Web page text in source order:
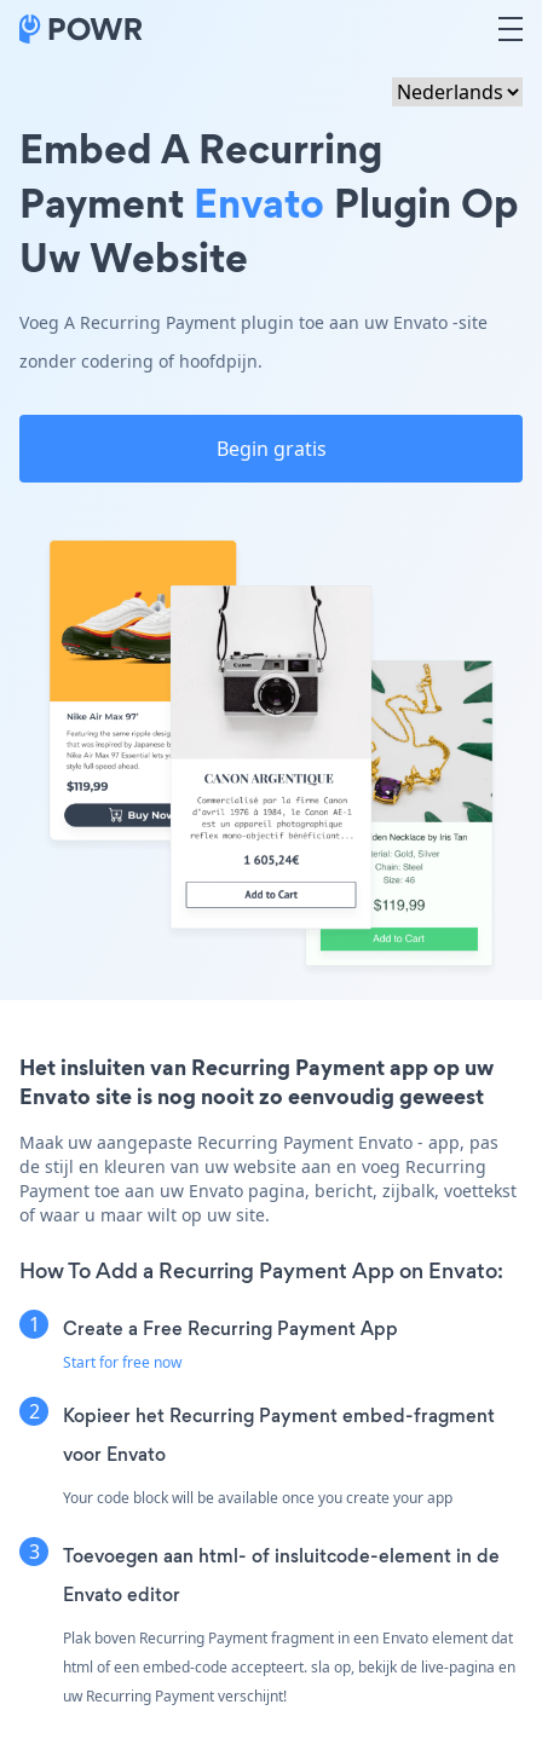
Embed A Recurring
Payment Envato Plugin Op
Uw Website
Voeg A Recurring Payment plugin toe aan uw Envato -site
zonder codering of hoofdpijn.
Begin gratis
Het insluiten van Recurring Payment app op uw
Envato site is nog nooit zo eenvoudig geweest
Maak uw aangepaste Recurring Payment Envato - app, pas
de stijl en kleuren van uw website aan en voeg Recurring
Payment toe aan uw Envato pagina, bericht, zijbalk, voettekst
of waar u maar wilt op uw site.
How To Add a Recurring Payment App on Envato:
Create a Free Recurring Payment App
Start for free now
Kopieer het Recurring Payment embed-fragment
voor Envato
Your code block will be available once you create your app
Toevoegen aan html- of insluitcode-element in de
Envato editor
Plak boven Recurring Payment fragment in een Envato element dat
html of een embed-code accepteert. sla op, bekijk de live-pagina en
uw Recurring Payment verschijnt!